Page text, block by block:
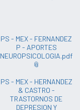
PS - MEX - FERNANDEZ
P - APORTES
NEUROPSICOLOGIA.pdf
PS - MEX - HERNANDEZ
& CASTRO -
TRASTORNOS DE
DEPRESION Y